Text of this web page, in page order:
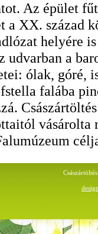
Az épület
XX. század
helyére
udvarban a
ólak, góré,
falába
vásárolta